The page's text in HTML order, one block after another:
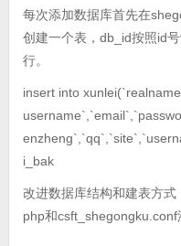
每次添加数据库首先在
创建一个表，db_id按照id
行。
insert into
i_bak
改进数据库结构和建表方式
php和csft_shegongku.conf